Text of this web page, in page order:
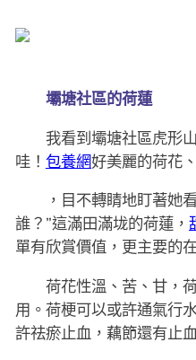
壩塘社區的荷蓮
我看到壩塘社區虎形山
哇！ 包養網好美麗的荷花
，目不轉睛地盯著她看
誰？”這滿田滿垅的荷蓮，
單有欣賞價值，更主要的
荷花性溫、苦、甘，荷
用。荷梗可以或許通氣行
許祛瘀止血，藕節還有止